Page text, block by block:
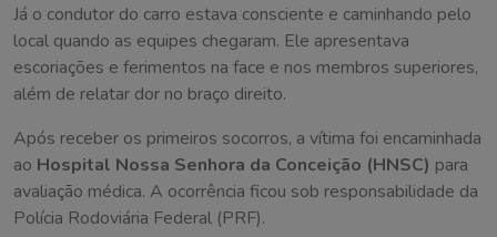
Já o condutor do carro estava consciente e caminhando pelo
local quando as equipes chegaram. Ele apresentava
escoriações e ferimentos na face e nos membros superiores,
além de relatar dor no braço direito.
Após receber os primeiros socorros, a vítima foi encaminhada
ao Hospital Nossa Senhora da Conceição (HNSC) para
avaliação médica. A ocorrência ficou sob responsabilidade da
Polícia Rodoviária Federal (PRF).